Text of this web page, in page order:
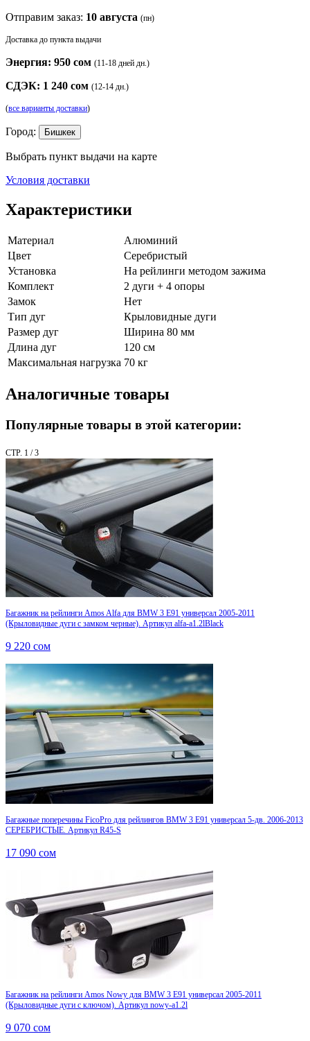
Отправим заказ: 10 августа (пн)
Доставка до пункта выдачи
Энергия: 950 сом (11-18 дней дн.)
СДЭК: 1 240 сом (12-14 дн.)
(все варианты доставки)
Город: Бишкек
Выбрать пункт выдачи на карте
Условия доставки
Характеристики
Материал
Алюминий
Цвет
Серебристый
Установка
На рейлинги методом зажима
Комплект
2 дуги + 4 опоры
Замок
Нет
Тип дуг
Крыловидные дуги
Размер дуг
Ширина 80 мм
Длина дуг
120 см
Максимальная нагрузка 70 кг
Аналогичные товары
Популярные товары в этой категории:
СТР. 1 / 3
Багажник на рейлинги Amos Alfa для BMW 3 E91 универсал 2005-2011
(Крыловидные дуги с замком черные). Артикул alfa-a1.2lBlack
9 220 сом
Багажные поперечины FicoPro для рейлингов BMW 3 E91 универсал 5-дв. 2006-2013
СЕРЕБРИСТЫЕ. Артикул R45-S
17 090 сом
Багажник на рейлинги Amos Nowy для BMW 3 E91 универсал 2005-2011
(Крыловидные дуги с ключом). Артикул nowy-a1.2l
9 070 сом